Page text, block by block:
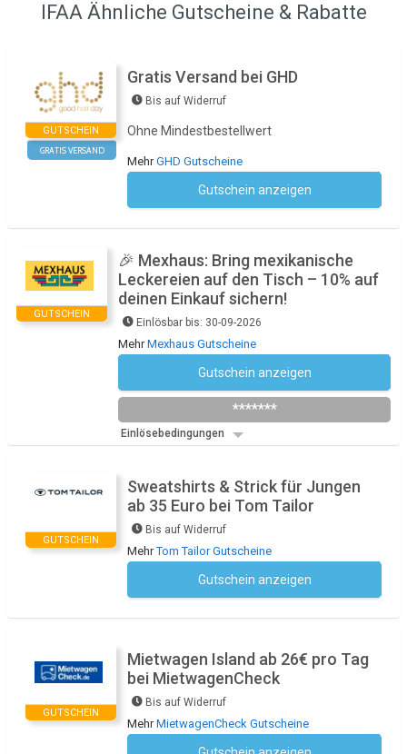
IFAA Ähnliche Gutscheine & Rabatte
GUTSCHEIN
GRATIS VERSAND
Gratis Versand bei GHD
Bis auf Widerruf
Ohne Mindestbestellwert
MehrGHD Gutscheine
Gutschein anzeigen
GUTSCHEIN
🎉 Mexhaus: Bring mexikanische
Leckereien auf den Tisch – 10% auf
deinen Einkauf sichern!
Einlösbar bis: 30-09-2026
MehrMexhaus Gutscheine
Gutschein anzeigen
*******
Einlösebedingungen
GUTSCHEIN
Sweatshirts & Strick für Jungen
ab 35 Euro bei Tom Tailor
Bis auf Widerruf
MehrTom Tailor Gutscheine
Gutschein anzeigen
GUTSCHEIN
Mietwagen Island ab 26€ pro Tag
bei MietwagenCheck
Bis auf Widerruf
MehrMietwagenCheck Gutscheine